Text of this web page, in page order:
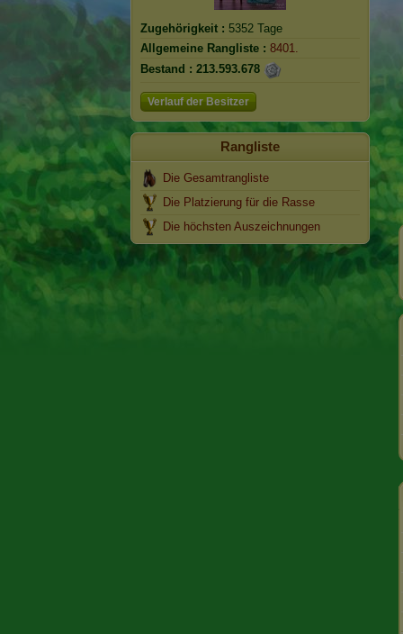
Zugehörigkeit : 5352 Tage
Allgemeine Rangliste : 8401.
Bestand : 213.593.678
Verlauf der Besitzer
Rangliste
Die Gesamtrangliste
Die Platzierung für die Rasse
Die höchsten Auszeichnungen